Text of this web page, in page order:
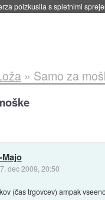
poizkusila s spletnimi
» Samo za
Majo
7. dec 2009, 20:50
(čas trgovcev) ampak